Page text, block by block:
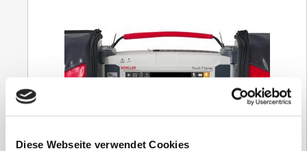
Diese Webseite verwendet Cookies